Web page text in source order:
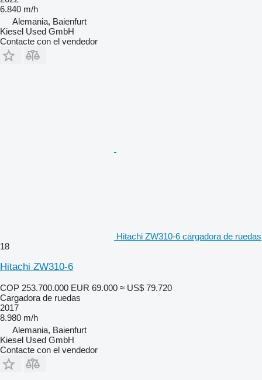
6.840 m/h
Alemania, Baienfurt
Kiesel Used GmbH
Contacte con el vendedor
Hitachi ZW310-6 cargadora de ruedas
18
Hitachi ZW310-6
COP 253.700.000 EUR 69.000 ≈ US$ 79.720
Cargadora de ruedas
2017
8.980 m/h
Alemania, Baienfurt
Kiesel Used GmbH
Contacte con el vendedor